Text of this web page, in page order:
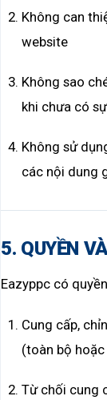
Không can
website
Không sao
khi chưa có
Không sử
các nội dung
5. QUYỀN
Eazyppc có
Cung cấp,
(toàn bộ
Từ chối cung